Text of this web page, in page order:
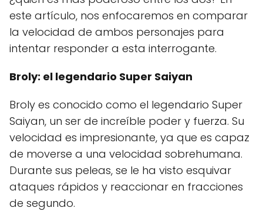
este artículo, nos enfocaremos en comparar
la velocidad de ambos personajes para
intentar responder a esta interrogante.
Broly: el legendario Super Saiyan
Broly es conocido como el legendario Super
Saiyan, un ser de increíble poder y fuerza. Su
velocidad es impresionante, ya que es capaz
de moverse a una velocidad sobrehumana.
Durante sus peleas, se le ha visto esquivar
ataques rápidos y reaccionar en fracciones
de segundo.